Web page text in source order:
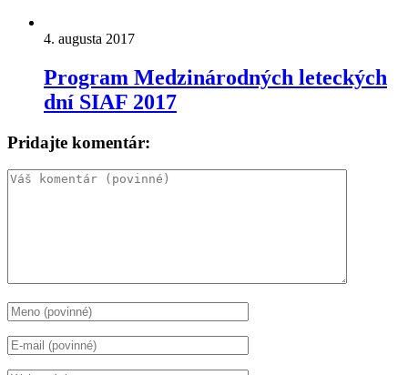
4. augusta 2017
Program Medzinárodných leteckých
dní SIAF 2017
Pridajte komentár: